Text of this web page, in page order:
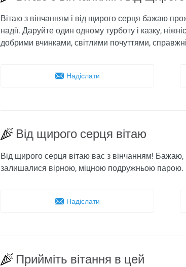
Вітаю з вінчанням і від щирого серця бажаю
надії. Даруйте один одному турботу і казку,
добрими вчинками, світлими почуттями,
Надіслати
Від щирого серця вітаю
Від щирого серця вітаю вас з вінчанням!
залишалися вірною, міцною подружньою парою.
Надіслати
Прийміть вітання в цей